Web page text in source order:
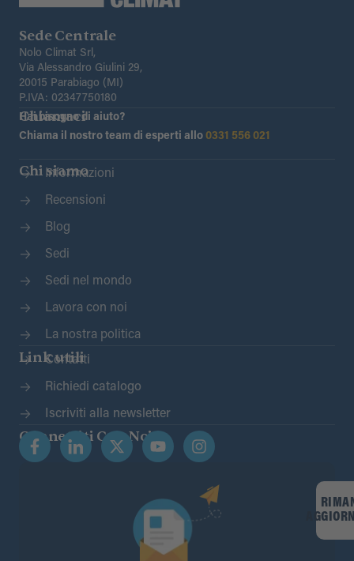
Sede Centrale
Nolo Climat Srl,
Via Alessandro Giulini 29,
20015 Parabiago (MI)
P.IVA: 02347750180
Chiamaci
Hai bisogno di aiuto?
Chiama il nostro team di esperti allo 0331 556 021
Chi siamo
Informazioni
Recensioni
Blog
Sedi
Sedi nel mondo
Lavora con noi
La nostra politica
Link utili
Contatti
Richiedi catalogo
Iscriviti alla newsletter
Connettiti Con Noi